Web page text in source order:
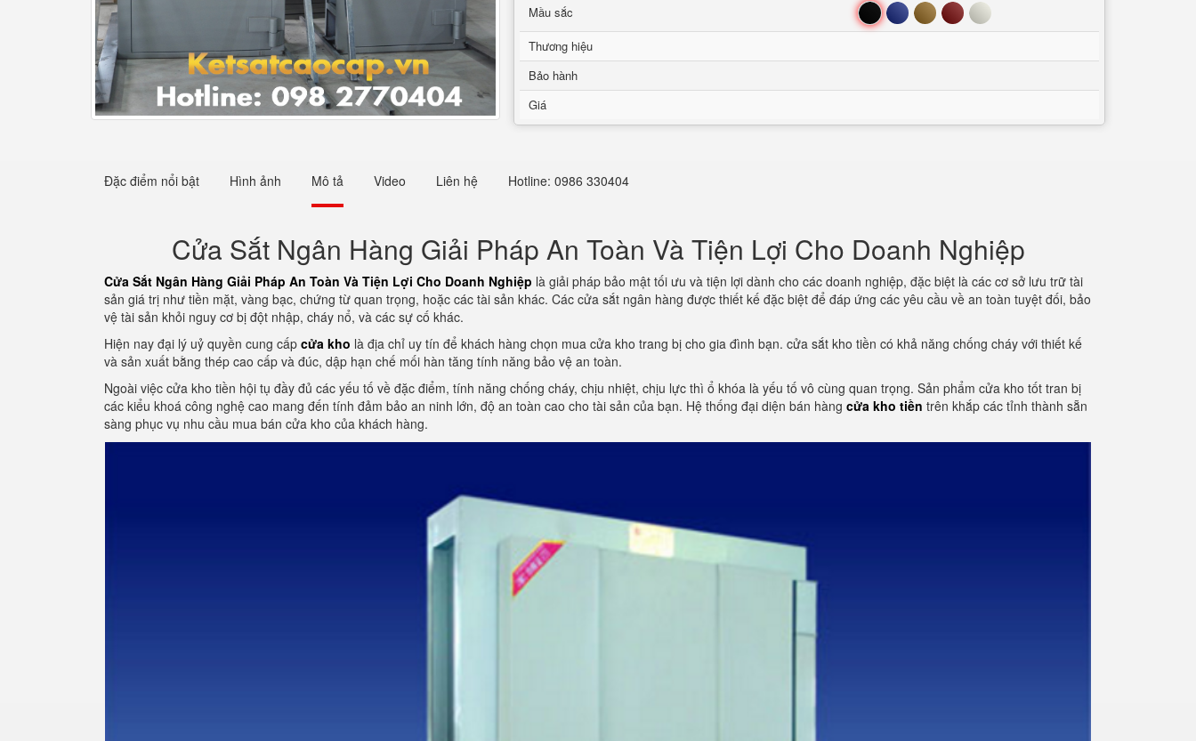
Mầu sắc
Đen Xanh Nâu Đỏ Trắng
Thương hiệu
Bảo hành
Giá
Đặc điểm nổi bật Hình ảnh Mô tả Video Liên hệ Hotline: 0986 330404
Cửa Sắt Ngân Hàng Giải Pháp An Toàn Và Tiện Lợi Cho Doanh Nghiệp
Cửa Sắt Ngân Hàng Giải Pháp An Toàn Và Tiện Lợi Cho Doanh Nghiệp là giải pháp bảo mật tối ưu và tiện lợi dành cho các doanh nghiệp, đặc biệt là các cơ sở lưu trữ tài
sản giá trị như tiền mặt, vàng bạc, chứng từ quan trọng, hoặc các tài sản khác. Các cửa sắt ngân hàng được thiết kế đặc biệt để đáp ứng các yêu cầu về an toàn tuyệt đối, bảo
vệ tài sản khỏi nguy cơ bị đột nhập, cháy nổ, và các sự cố khác.
Hiện nay đại lý uỷ quyền cung cấp cửa kho là địa chỉ uy tín để khách hàng chọn mua cửa kho trang bị cho gia đình bạn. cửa sắt kho tiền có khả năng chống cháy với thiết kế
và sản xuất bằng thép cao cấp và đúc, dập hạn chế mối hàn tăng tính năng bảo vệ an toàn.
Ngoài việc cửa kho tiền hội tụ đầy đủ các yếu tố về đặc điểm, tính năng chống cháy, chịu nhiệt, chịu lực thì ổ khóa là yếu tố vô cùng quan trọng. Sản phẩm cửa kho tốt tran bị
các kiểu khoá công nghệ cao mang đến tính đảm bảo an ninh lớn, độ an toàn cao cho tài sản của bạn. Hệ thống đại diện bán hàng cửa kho tiền trên khắp các tỉnh thành sẵn
sàng phục vụ nhu cầu mua bán cửa kho của khách hàng.